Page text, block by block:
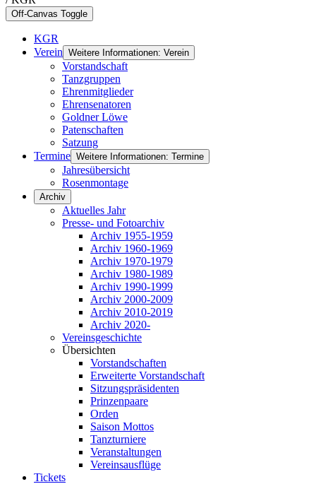
Off-Canvas Toggle
KGR
Verein Weitere Informationen: Verein
Vorstandschaft
Tanzgruppen
Ehrenmitglieder
Ehrensenatoren
Goldner Löwe
Patenschaften
Satzung
Termine Weitere Informationen: Termine
Jahresübersicht
Rosenmontage
Archiv
Aktuelles Jahr
Presse- und Fotoarchiv
Archiv 1955-1959
Archiv 1960-1969
Archiv 1970-1979
Archiv 1980-1989
Archiv 1990-1999
Archiv 2000-2009
Archiv 2010-2019
Archiv 2020-
Vereinsgeschichte
Übersichten
Vorstandschaften
Erweiterte Vorstandschaft
Sitzungspräsidenten
Prinzenpaare
Orden
Saison Mottos
Tanzturniere
Veranstaltungen
Vereinsausflüge
Tickets